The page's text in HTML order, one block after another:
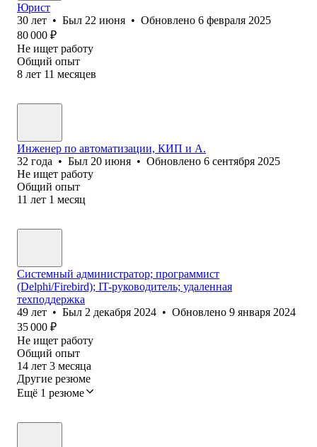
Юрист
30 лет • Был 22 июня • Обновлено 6 февраля 2025
80 000 ₽
Не ищет работу
Общий опыт
8 лет 11 месяцев
Инженер по автоматизации, КИП и А.
32 года • Был 20 июня • Обновлено 6 сентября 2025
Не ищет работу
Общий опыт
11 лет 1 месяц
Системный администратор; программист
(Delphi/Firebird); IT-руководитель; удаленная
техподдержка
49 лет • Был 2 декабря 2024 • Обновлено 9 января 2024
35 000 ₽
Не ищет работу
Общий опыт
14 лет 3 месяца
Другие резюме
Ещё 1 резюме